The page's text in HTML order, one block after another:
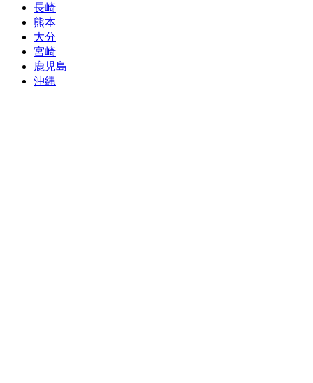
長崎
熊本
大分
宮崎
鹿児島
沖縄